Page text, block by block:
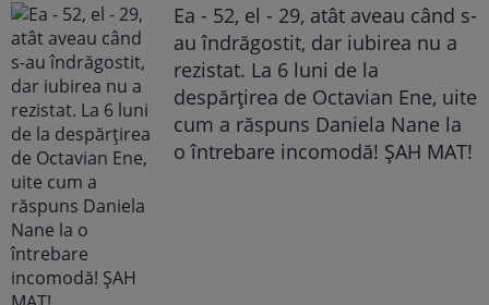
Ea - 52, el - 29, atât aveau când s-
au îndrăgostit, dar iubirea nu a
rezistat. La 6 luni de la
despărțirea de Octavian Ene, uite
cum a răspuns Daniela Nane la
o întrebare incomodă! ȘAH MAT!